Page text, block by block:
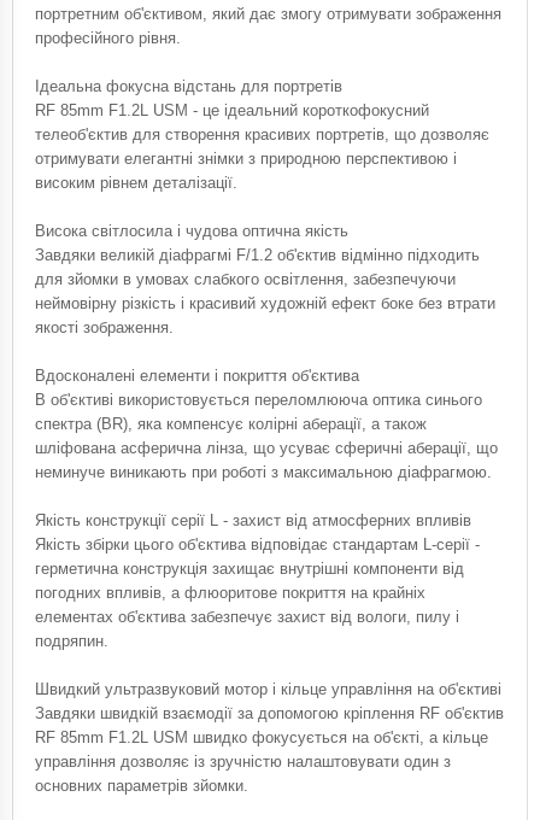
портретним об'єктивом, який дає змогу отримувати зображення
професійного рівня.
Ідеальна фокусна відстань для портретів
RF 85mm F1.2L USM - це ідеальний короткофокусний
телеоб'єктив для створення красивих портретів, що дозволяє
отримувати елегантні знімки з природною перспективою і
високим рівнем деталізації.
Висока світлосила і чудова оптична якість
Завдяки великій діафрагмі F/1.2 об'єктив відмінно підходить
для зйомки в умовах слабкого освітлення, забезпечуючи
неймовірну різкість і красивий художній ефект боке без втрати
якості зображення.
Вдосконалені елементи і покриття об'єктива
В об'єктиві використовується переломлююча оптика синього
спектра (BR), яка компенсує колірні аберації, а також
шліфована асферична лінза, що усуває сферичні аберації, що
неминуче виникають при роботі з максимальною діафрагмою.
Якість конструкції серії L - захист від атмосферних впливів
Якість збірки цього об'єктива відповідає стандартам L-серії -
герметична конструкція захищає внутрішні компоненти від
погодних впливів, а флюоритове покриття на крайніх
елементах об'єктива забезпечує захист від вологи, пилу і
подряпин.
Швидкий ультразвуковий мотор і кільце управління на об'єктиві
Завдяки швидкій взаємодії за допомогою кріплення RF об'єктив
RF 85mm F1.2L USM швидко фокусується на об'єкті, а кільце
управління дозволяє із зручністю налаштовувати один з
основних параметрів зйомки.